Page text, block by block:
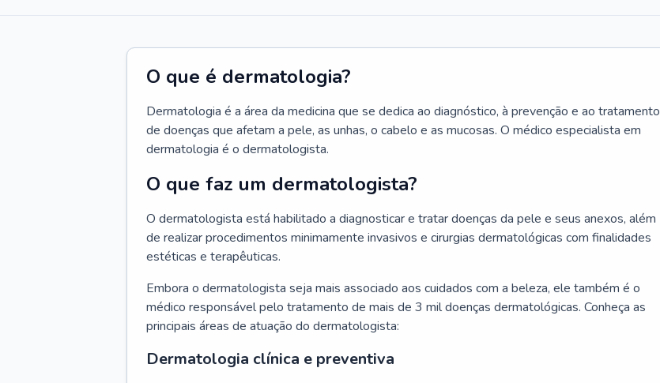
O que é dermatologia?
Dermatologia é a área da medicina que se dedica ao diagnóstico, à prevenção e ao tratamento
de doenças que afetam a pele, as unhas, o cabelo e as mucosas. O médico especialista em
dermatologia é o dermatologista.
O que faz um dermatologista?
O dermatologista está habilitado a diagnosticar e tratar doenças da pele e seus anexos, além
de realizar procedimentos minimamente invasivos e cirurgias dermatológicas com finalidades
estéticas e terapêuticas.
Embora o dermatologista seja mais associado aos cuidados com a beleza, ele também é o
médico responsável pelo tratamento de mais de 3 mil doenças dermatológicas. Conheça as
principais áreas de atuação do dermatologista:
Dermatologia clínica e preventiva